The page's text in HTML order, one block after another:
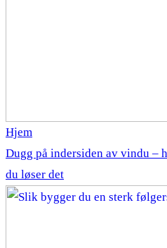
Hjem
Dugg på indersiden av vindu –
du løser det